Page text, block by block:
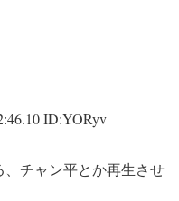
ID:YORyv
チャン平とか再生させ